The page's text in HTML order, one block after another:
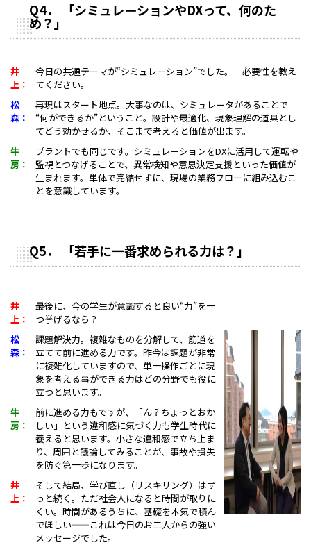
Q4． 「シミュレーションやDXって、何のた
め？ 」
井
上：
今日の共通テーマが“シミュレーション”でした。 必要性を教え
てください。
松
森：
再現はスタート地点。大事なのは、シミュレータがあることで
“何ができるか”ということ。設計や最適化、現象理解の道具とし
てどう効かせるか、そこまで考えると価値が出ます。
牛
房：
プラントでも同じです。シミュレーションをDXに活用して運転や
監視とつなげることで、異常検知や意思決定支援といった価値が
生まれます。単体で完結せずに、現場の業務フローに組み込むこ
とを意識しています。
Q5． 「若手に一番求められる力は？」
井
上：
最後に、今の学生が意識すると良い“力”を一
つ挙げるなら？
松
森：
課題解決力。複雑なものを分解して、筋道を
立てて前に進める力です。昨今は課題が非常
に複雑化していますので、単一操作ごとに現
象を考える事ができる力はどの分野でも役に
立つと思います。
牛
房：
前に進める力もですが、「ん？ちょっとおか
しい」という違和感に気づく力も学生時代に
養えると思います。小さな違和感で立ち止ま
り、周囲と議論してみることが、事故や損失
を防ぐ第一歩になります。
井
上：
そして結局、学び直し（リスキリング）はず
っと続く。ただ社会人になると時間が取りに
くい。時間があるうちに、基礎を本気で積ん
でほしい——これは今日のお二人からの強い
メッセージでした。